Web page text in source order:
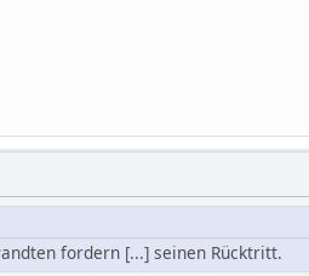
fordern [...] seinen Rücktritt.